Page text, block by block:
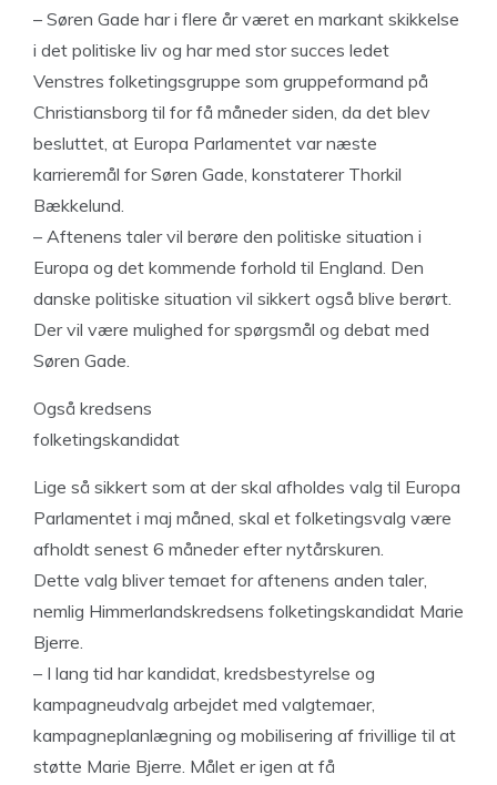
– Søren Gade har i flere år været en markant skikkelse
i det politiske liv og har med stor succes ledet
Venstres folketingsgruppe som gruppeformand på
Christiansborg til for få måneder siden, da det blev
besluttet, at Europa Parlamentet var næste
karrieremål for Søren Gade, konstaterer Thorkil
Bækkelund.
– Aftenens taler vil berøre den politiske situation i
Europa og det kommende forhold til England. Den
danske politiske situation vil sikkert også blive berørt.
Der vil være mulighed for spørgsmål og debat med
Søren Gade.
Også kredsens
folketingskandidat
Lige så sikkert som at der skal afholdes valg til Europa
Parlamentet i maj måned, skal et folketingsvalg være
afholdt senest 6 måneder efter nytårskuren.
Dette valg bliver temaet for aftenens anden taler,
nemlig Himmerlandskredsens folketingskandidat Marie
Bjerre.
– I lang tid har kandidat, kredsbestyrelse og
kampagneudvalg arbejdet med valgtemaer,
kampagneplanlægning og mobilisering af frivillige til at
støtte Marie Bjerre. Målet er igen at få